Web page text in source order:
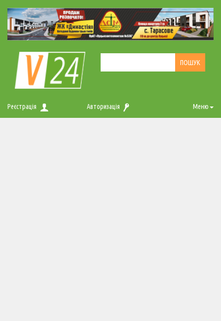
Реєстрація Авторизація Меню